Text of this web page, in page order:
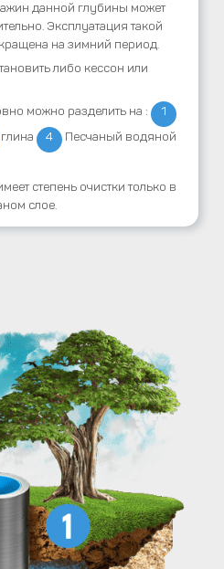
данной глубины может
Эксплуатация такой
на зимний период.
либо кессон или
можно разделить на :
1
4
Песчаный водяной
степень очистки только в
слое.